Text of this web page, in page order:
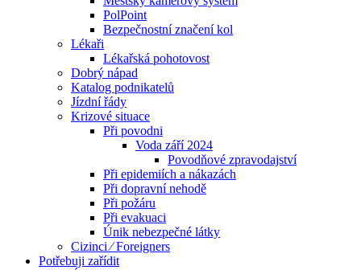
PolPoint
Bezpečnostní značení kol
Lékaři
Lékařská pohotovost
Dobrý nápad
Katalog podnikatelů
Jízdní řády
Krizové situace
Při povodni
Voda září 2024
Povodňové zpravodajství
Při epidemiích a nákazách
Při dopravní nehodě
Při požáru
Při evakuaci
Únik nebezpečné látky
Cizinci ⁄ Foreigners
Potřebuji zařídit